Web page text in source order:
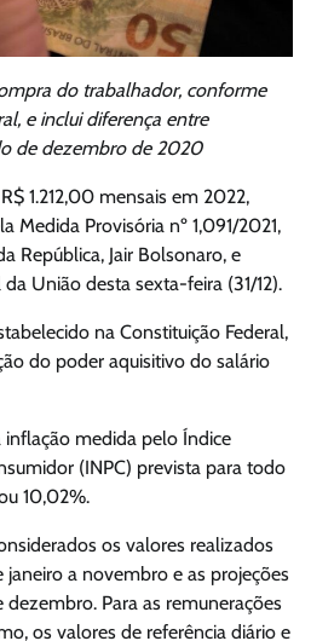
do trabalhador, conforme
e inclui diferença entre
de dezembro de 2020
1.212,00 mensais em 2022,
Medida Provisória nº 1,091/2021,
República, Jair Bolsonaro, e
União desta sexta-feira (31/12).
na Constituição Federal,
do poder aquisitivo do salário
inflação medida pelo Índice
(INPC) prevista para todo
10,02%.
os valores realizados
janeiro a novembro e as projeções
Para as remunerações
os valores de referência diário e